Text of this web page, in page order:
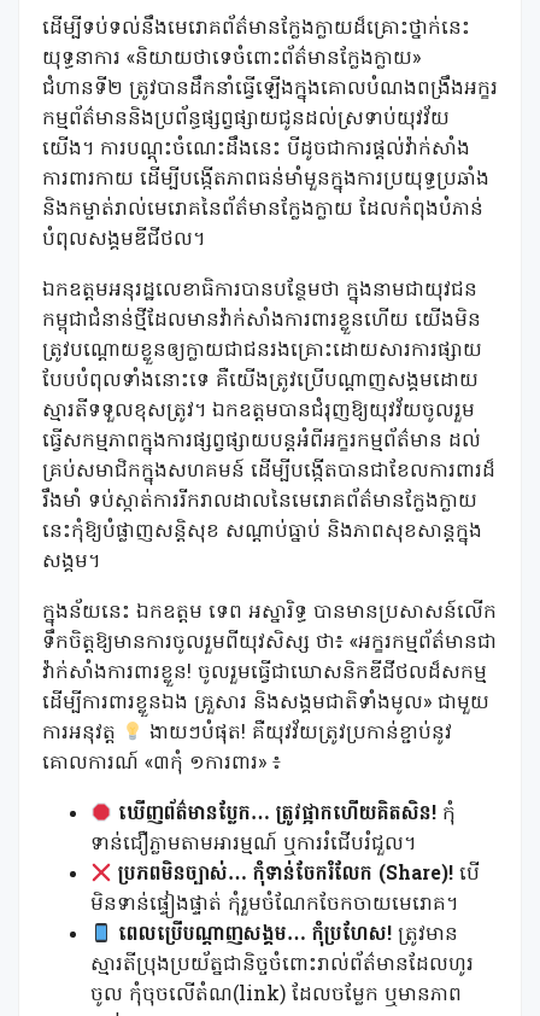
ដើម្បីទប់ទល់នឹងមេរោគព័ត៌មានក្លែងក្លាយដ៏គ្រោះថ្នាក់នេះ
យុទ្ធនាការ «និយាយថាទេចំពោះព័ត៌មានក្លែងក្លាយ»
ជំហានទី២ ត្រូវបានដឹកនាំធ្វើឡើងក្នុងគោលបំណងពង្រឹងអក្ខរ
កម្មព័ត៌មាននិងប្រព័ន្ធផ្សព្វផ្សាយជូនដល់ស្រទាប់យុវវ័យ
យើង។ ការបណ្តុះចំណេះដឹងនេះ បីដូចជាការផ្តល់វ៉ាក់សាំង
ការពារកាយ ដើម្បីបង្កើតភាពធន់មាំមួនក្នុងការប្រយុទ្ធប្រឆាំង
និងកម្ចាត់រាល់មេរោគនៃព័ត៌មានក្លែងក្លាយ ដែលកំពុងបំភាន់
បំពុលសង្គមឌីជីថល។
ឯកឧត្តមអនុរដ្ឋលេខាធិការបានបន្ថែមថា ក្នុងនាមជាយុវជន
កម្ពុជាជំនាន់ថ្មីដែលមានវ៉ាក់សាំងការពារខ្លួនហើយ យើងមិន
ត្រូវបណ្តោយខ្លួនឲ្យក្លាយជាជនរងគ្រោះដោយសារការផ្សាយ
បែបបំពុលទាំងនោះទេ គឺយើងត្រូវប្រើបណ្តាញសង្គមដោយ
ស្មារតីទទួលខុសត្រូវ។ ឯកឧត្តមបានជំរុញឱ្យយុវវ័យចូលរួម
ធ្វើសកម្មភាពក្នុងការផ្សព្វផ្សាយបន្តអំពីអក្ខរកម្មព័ត៌មាន ដល់
គ្រប់សមាជិកក្នុងសហគមន៍ ដើម្បីបង្កើតបានជាខែលការពារដ៏
រឹងមាំ ទប់ស្កាត់ការរីករាលដាលនៃមេរោគព័ត៌មានក្លែងក្លាយ
នេះកុំឱ្យបំផ្លាញសន្តិសុខ សណ្តាប់ធ្នាប់​ និងភាពសុខសាន្តក្នុង
សង្គម។
ក្នុងន័យនេះ ឯកឧត្តម ទេព អស្នារិទ្ធ បានមានប្រសាសន៍លើក
ទឹកចិត្តឱ្យមានការចូលរួមពីយុវសិស្ស ថា៖ «អក្ខរកម្មព័ត៌មានជា
វ៉ាក់សាំងការពារខ្លួន! ចូលរួមធ្វើជាឃោសនិកឌីជីថលដ៏សកម្ម
ដើម្បីការពារខ្លួនឯង គ្រួសារ និងសង្គមជាតិទាំងមូល» ជាមួយ
ការអនុវត្ត
ងាយៗបំផុត! គឺយុវវ័យត្រូវប្រកាន់ខ្ជាប់នូវ
គោលការណ៍ «៣កុំ ១ការពារ» ៖
ឃើញព័ត៌មានប្លែក… ត្រូវផ្អាកហើយគិតសិន! កុំ
ទាន់ជឿភ្លាមតាមអារម្មណ៍ ឬការរំជើបរំជួល។
ប្រភពមិនច្បាស់… កុំទាន់ចែករំលែក (Share)! បើ
មិនទាន់ផ្ទៀងផ្ទាត់ កុំរួមចំណែកចែកចាយមេរោគ។
ពេលប្រើបណ្តាញសង្គម… កុំប្រហែស! ត្រូវមាន
ស្មារតីប្រុងប្រយ័ត្នជានិច្ចចំពោះរាល់ព័ត៌មានដែលហូរ
ចូល កុំចុចលើតំណ(link) ដែលចម្លែក ឬមានភាព